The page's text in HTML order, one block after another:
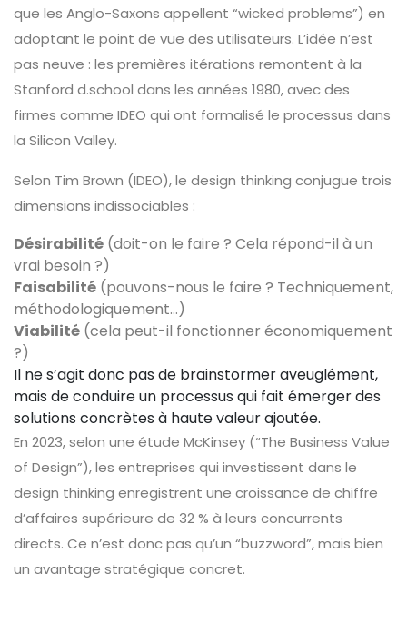
que les Anglo-Saxons appellent “wicked problems”) en
adoptant le point de vue des utilisateurs. L’idée n’est
pas neuve : les premières itérations remontent à la
Stanford d.school dans les années 1980, avec des
firmes comme IDEO qui ont formalisé le processus dans
la Silicon Valley.
Selon Tim Brown (IDEO), le design thinking conjugue trois
dimensions indissociables :
Désirabilité (doit-on le faire ? Cela répond-il à un
vrai besoin ?)
Faisabilité (pouvons-nous le faire ? Techniquement,
méthodologiquement…)
Viabilité (cela peut-il fonctionner économiquement
?)
Il ne s’agit donc pas de brainstormer aveuglément,
mais de conduire un processus qui fait émerger des
solutions concrètes à haute valeur ajoutée.
En 2023, selon une étude McKinsey (“The Business Value
of Design”), les entreprises qui investissent dans le
design thinking enregistrent une croissance de chiffre
d’affaires supérieure de 32 % à leurs concurrents
directs. Ce n’est donc pas qu’un “buzzword”, mais bien
un avantage stratégique concret.